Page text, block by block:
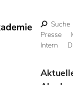
Suche
Presse
Intern